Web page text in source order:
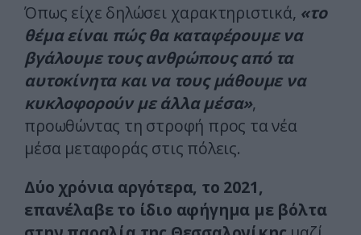
Όπως είχε δηλώσει χαρακτηριστικά, «το
θέμα είναι πώς θα καταφέρουμε να
βγάλουμε τους ανθρώπους από τα
αυτοκίνητα και να τους μάθουμε να
κυκλοφορούν με άλλα μέσα»,
προωθώντας τη στροφή προς τα νέα
μέσα μεταφοράς στις πόλεις.
Δύο χρόνια αργότερα, το 2021,
επανέλαβε το ίδιο αφήγημα με βόλτα